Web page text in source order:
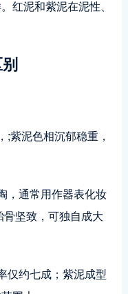
红泥和紫泥在泥性、
;紫泥色相沉郁稳重，
，通常用作器表化妆
坚致，可独自成大
仅约七成；紫泥成型